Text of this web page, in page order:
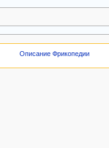
Описание Фрикопедии